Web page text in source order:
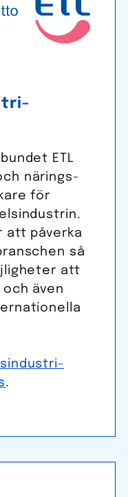
ETL
närings­
för
att påverka
så
att
och även
.